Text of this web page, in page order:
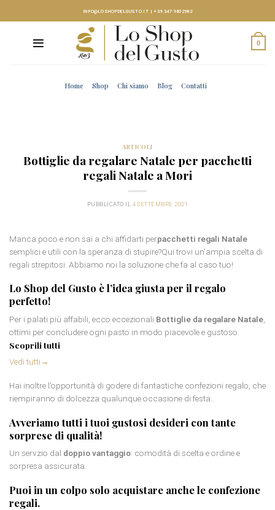
INFO@LOSHOPDELGUSTO.IT |+39 347 9802982
0
Home Shop Chi siamo Blog Contatti
ARTICOLI
Bottiglie da regalare Natale per pacchetti
regali Natale a Mori
PUBBLICATO IL 4 SETTEMBRE 2021
Manca poco e non sai a chi affidarti perpacchetti regali Natale
semplici e utili con la speranza di stupire?Qui trovi un’ampia scelta di
regali strepitosi. Abbiamo noi la soluzione che fa al caso tuo!
Lo Shop del Gusto è l’idea giusta per il regalo
perfetto!
Per i palati più affabili, ecco eccezionali Bottiglie da regalare Natale
ottimi per concludere ogni pasto in modo piacevole e gustoso.
Scoprili tutti
Vedi tutti→
Hai inoltre l’opportunità di godere di fantastiche confezioni regalo, che
riempiranno di dolcezza qualunque occasione di festa..
Avveriamo tutti i tuoi gustosi desideri con tante
sorprese di qualità!
Un servzio dal doppio vantaggio: comodità di scelta e ordine e
sorpresa assicurata.
Puoi in un colpo solo acquistare anche le confezione
regali.